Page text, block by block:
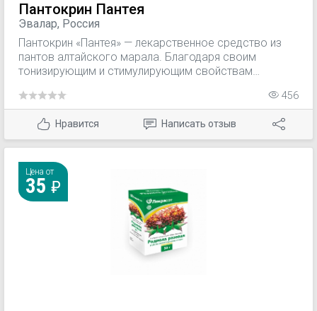
Пантокрин Пантея
Эвалар, Россия
Пантокрин «Пантея» — лекарственное средство из
пантов алтайского марала. Благодаря своим
тонизирующим и стимулирующим свойствам
456
Нравится Написать отзыв
Цена от
35